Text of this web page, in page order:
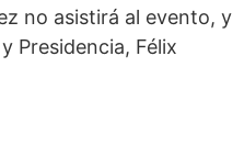
no asistirá al evento, y
Presidencia, Félix